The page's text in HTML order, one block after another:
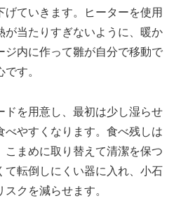
げていきます。ヒーターを使用
が当たりすぎないように、暖か
ジ内に作って雛が自分で移動で
す。
ドを用意し、最初は少し湿らせ
べやすくなります。食べ残しは
こまめに取り替えて清潔を保つ
て転倒しにくい器に入れ、小石
クを減らせます。